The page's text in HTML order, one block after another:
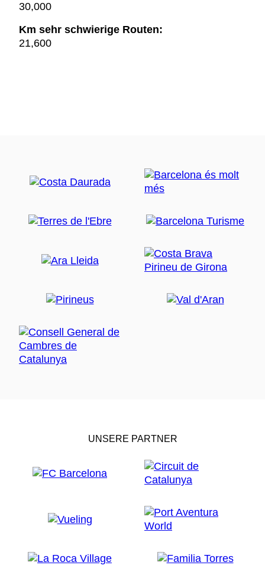
30,000
Km sehr schwierige Routen:
21,600
UNSERE PARTNER